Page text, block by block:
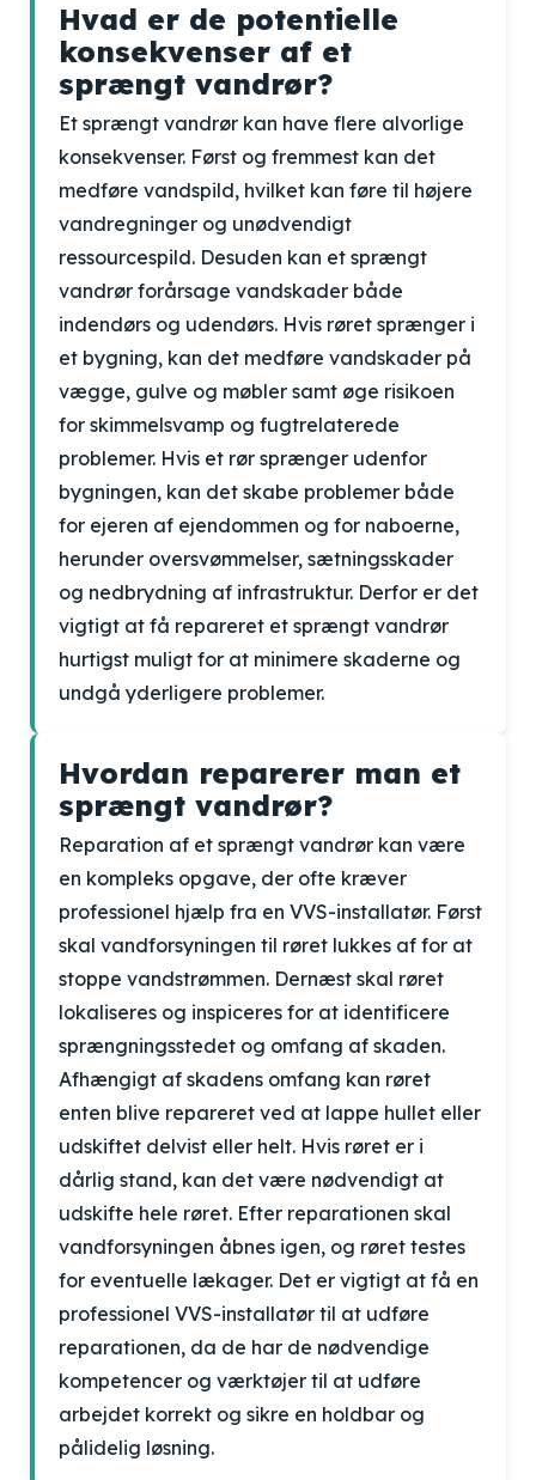
Hvad er de potentielle
konsekvenser af et
sprængt vandrør?
Et sprængt vandrør kan have flere alvorlige
konsekvenser. Først og fremmest kan det
medføre vandspild, hvilket kan føre til højere
vandregninger og unødvendigt
ressourcespild. Desuden kan et sprængt
vandrør forårsage vandskader både
indendørs og udendørs. Hvis røret sprænger i
et bygning, kan det medføre vandskader på
vægge, gulve og møbler samt øge risikoen
for skimmelsvamp og fugtrelaterede
problemer. Hvis et rør sprænger udenfor
bygningen, kan det skabe problemer både
for ejeren af ejendommen og for naboerne,
herunder oversvømmelser, sætningsskader
og nedbrydning af infrastruktur. Derfor er det
vigtigt at få repareret et sprængt vandrør
hurtigst muligt for at minimere skaderne og
undgå yderligere problemer.
Hvordan reparerer man et
sprængt vandrør?
Reparation af et sprængt vandrør kan være
en kompleks opgave, der ofte kræver
professionel hjælp fra en VVS-installatør. Først
skal vandforsyningen til røret lukkes af for at
stoppe vandstrømmen. Dernæst skal røret
lokaliseres og inspiceres for at identificere
sprængningsstedet og omfang af skaden.
Afhængigt af skadens omfang kan røret
enten blive repareret ved at lappe hullet eller
udskiftet delvist eller helt. Hvis røret er i
dårlig stand, kan det være nødvendigt at
udskifte hele røret. Efter reparationen skal
vandforsyningen åbnes igen, og røret testes
for eventuelle lækager. Det er vigtigt at få en
professionel VVS-installatør til at udføre
reparationen, da de har de nødvendige
kompetencer og værktøjer til at udføre
arbejdet korrekt og sikre en holdbar og
pålidelig løsning.